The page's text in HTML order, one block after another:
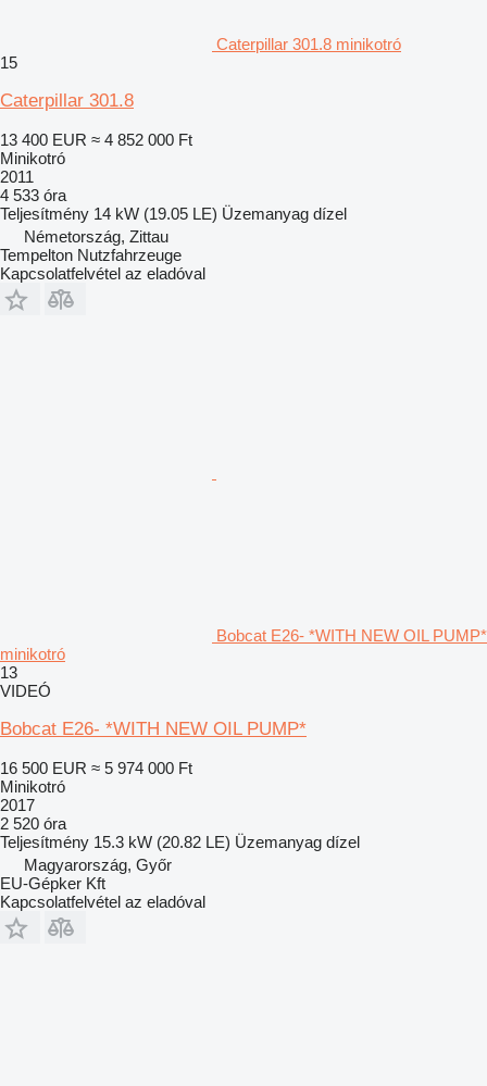
Caterpillar 301.8 minikotró
15
Caterpillar 301.8
13 400 EUR ≈ 4 852 000 Ft
Minikotró
2011
4 533 óra
Teljesítmény 14 kW (19.05 LE) Üzemanyag dízel
Németország, Zittau
Tempelton Nutzfahrzeuge
Kapcsolatfelvétel az eladóval
Bobcat E26- *WITH NEW OIL PUMP*
minikotró
13
VIDEÓ
Bobcat E26- *WITH NEW OIL PUMP*
16 500 EUR ≈ 5 974 000 Ft
Minikotró
2017
2 520 óra
Teljesítmény 15.3 kW (20.82 LE) Üzemanyag dízel
Magyarország, Győr
EU-Gépker Kft
Kapcsolatfelvétel az eladóval